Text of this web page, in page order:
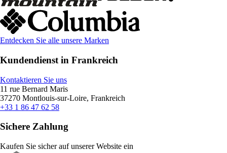
Entdecken Sie alle unsere Marken
Kundendienst in Frankreich
Kontaktieren Sie uns
11 rue Bernard Maris
37270 Montlouis-sur-Loire, Frankreich
+33 1 86 47 62 58
Sichere Zahlung
Kaufen Sie sicher auf unserer Website ein